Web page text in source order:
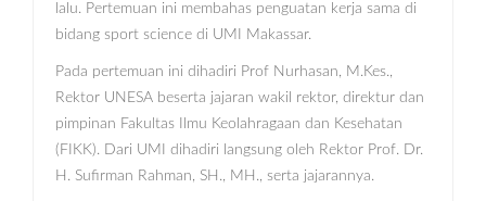
lalu. Pertemuan ini membahas penguatan kerja sama di
bidang sport science di UMI Makassar.
Pada pertemuan ini dihadiri Prof Nurhasan, M.Kes.,
Rektor UNESA beserta jajaran wakil rektor, direktur dan
pimpinan Fakultas Ilmu Keolahragaan dan Kesehatan
(FIKK). Dari UMI dihadiri langsung oleh Rektor Prof. Dr.
H. Sufirman Rahman, SH., MH., serta jajarannya.